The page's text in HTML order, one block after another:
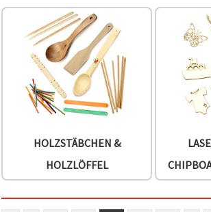
HOLZSTÄBCHEN &
HOLZLÖFFEL